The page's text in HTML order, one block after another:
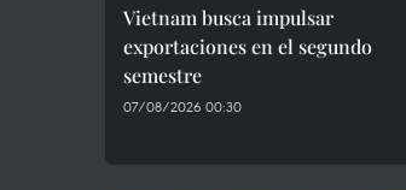
Vietnam busca impulsar
exportaciones en el segundo
semestre
07/08/2026 00:30